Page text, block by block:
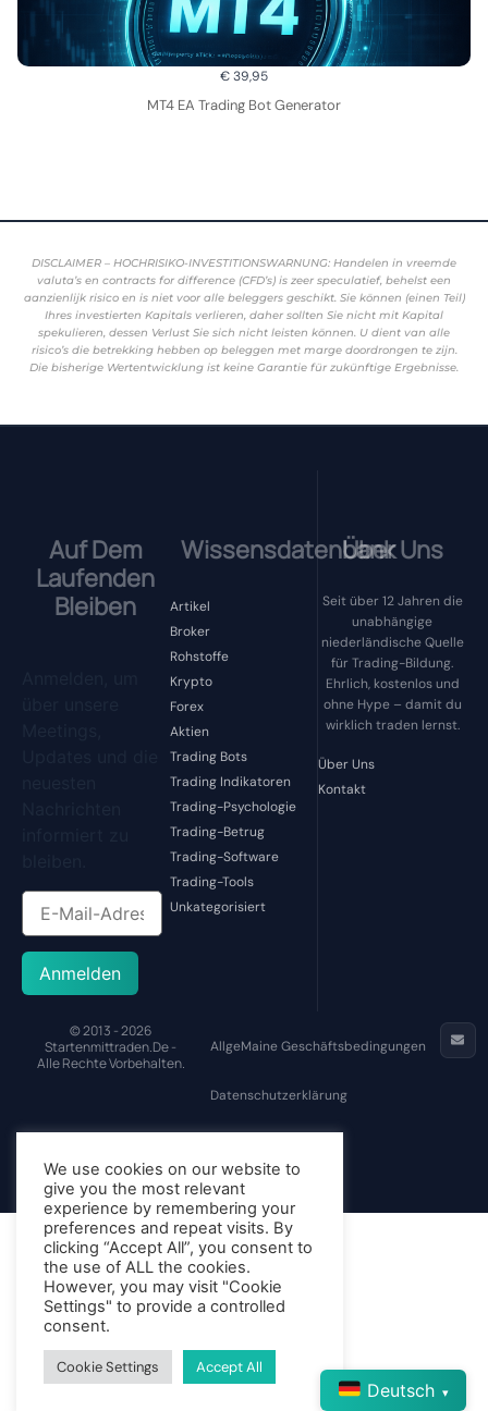
€ 39,95
MT4 EA Trading Bot Generator
DISCLAIMER – HOCHRISIKO-INVESTITIONSWARNUNG: Handelen in vreemde
valuta’s en contracts for difference (CFD’s) is zeer speculatief, behelst een
aanzienlijk risico en is niet voor alle beleggers geschikt. Sie können (einen Teil)
Ihres investierten Kapitals verlieren, daher sollten Sie nicht mit Kapital
spekulieren, dessen Verlust Sie sich nicht leisten können. U dient van alle
risico’s die betrekking hebben op beleggen met marge doordrongen te zijn.
Die bisherige Wertentwicklung ist keine Garantie für zukünftige Ergebnisse.
Auf Dem
Laufenden
Bleiben
Anmelden
Wissensdatenbank
Artikel
Broker
Rohstoffe
Krypto
Forex
Aktien
Trading Bots
Trading Indikatoren
Trading-Psychologie
Trading-Betrug
Trading-Software
Trading-Tools
Unkategorisiert
Über Uns
Seit über 12 Jahren die
unabhängige
niederländische Quelle
für Trading-Bildung.
Ehrlich, kostenlos und
ohne Hype – damit du
wirklich traden lernst.
Über Uns
Kontakt
© 2013 - 2026
Startenmittraden.de -
Alle Rechte Vorbehalten.
AllgeMaine Geschäftsbedingungen
Datenschutzerklärung
We use cookies on our website to
give you the most relevant
experience by remembering your
preferences and repeat visits. By
clicking “Accept All”, you consent to
the use of ALL the cookies.
However, you may visit "Cookie
Settings" to provide a controlled
consent.
Cookie Settings Accept All
Deutsch ▾